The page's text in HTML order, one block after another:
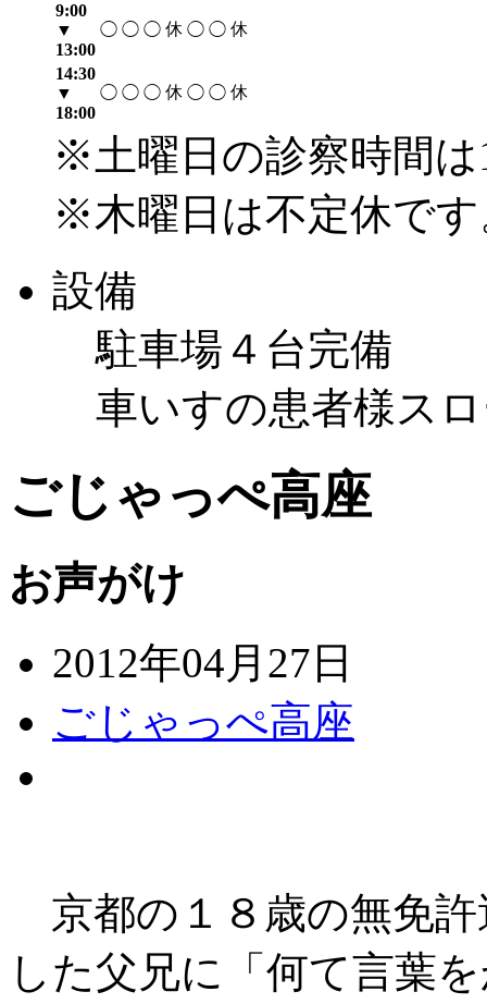
9:00
▼
13:00
◯ ◯ ◯ 休 ◯ ◯ 休
14:30
▼
18:00
◯ ◯ ◯ 休 ◯ ◯ 休
※土曜日の診察時間
※木曜日は不定休で
設備
駐車場４台完備
車いすの患者様ス
ごじゃっぺ高座
お声がけ
2012年04月27日
ごじゃっぺ高座
京都の１８歳の無免許
した父兄に「何て言葉